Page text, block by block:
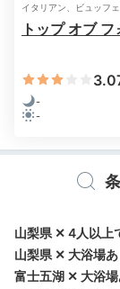
イタリアン、ビュッフェ
トップ オブ フ
-
-
山梨県 ✕ 4人以上
山梨県 ✕ 大浴場あ
富士五湖 ✕ 大浴場